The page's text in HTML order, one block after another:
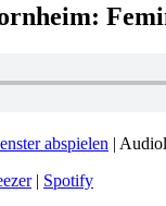
abspielen |
| Spotify